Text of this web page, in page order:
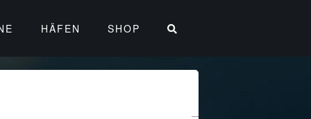
HÄFEN SHOP